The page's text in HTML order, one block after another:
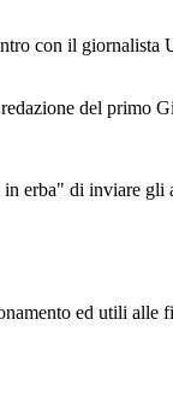
con il
del primo
erba" di inviare gli
ed utili alle